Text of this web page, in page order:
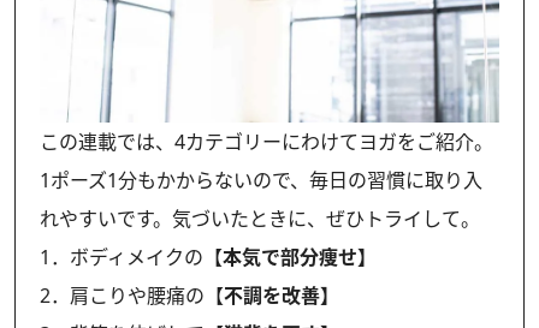
この連載では、4カテゴリーにわけてヨガをご紹介。
1ポーズ1分もかからないので、毎日の習慣に取り入
れやすいです。気づいたときに、ぜひトライして。
1．ボディメイクの【本気で部分痩せ】
2．肩こりや腰痛の【不調を改善】